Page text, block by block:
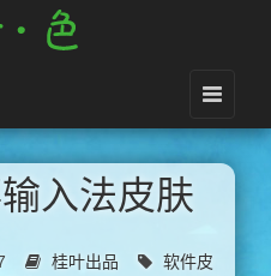
入法皮肤
桂叶出品
软件皮